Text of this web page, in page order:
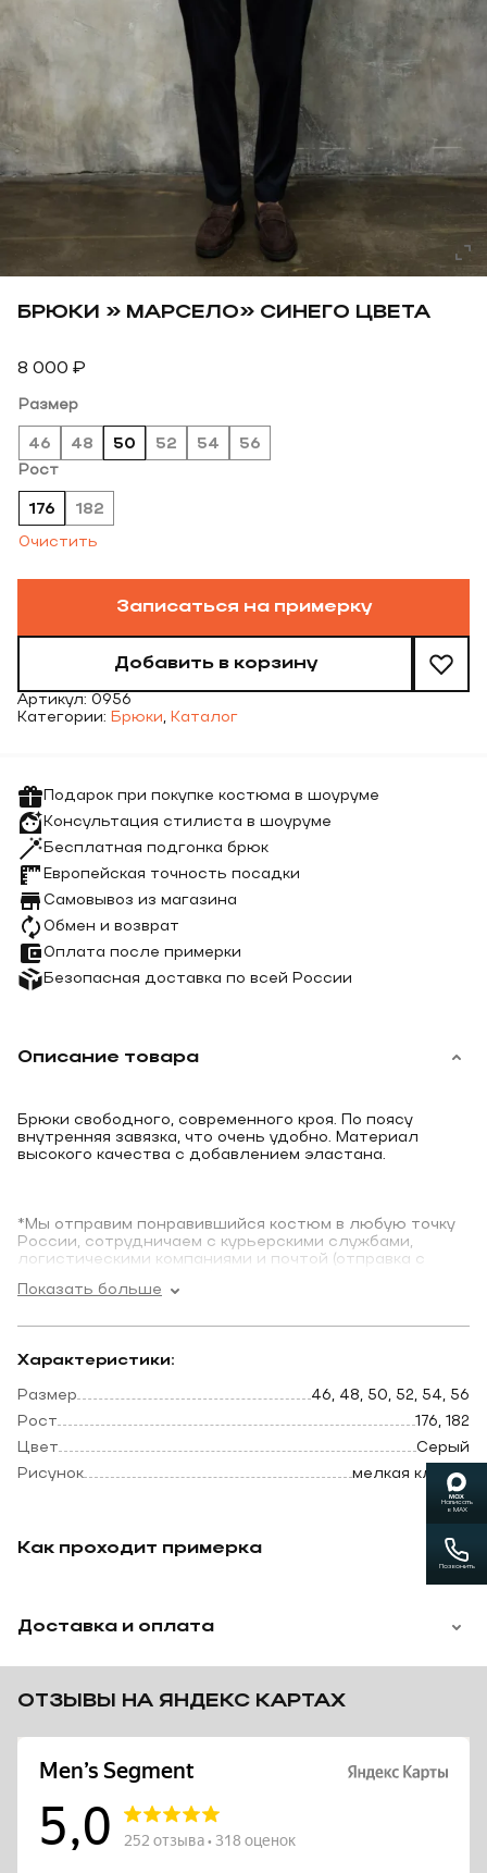
БРЮКИ » МАРСЕЛО» СИНЕГО ЦВЕТА
8 000 ₽
Размер
46 48 50 52 54
56
Рост
176
182
Очистить
Записаться на примерку
Добавить в корзину
Артикул: 0956
Категории: Брюки, Каталог
Подарок при покупке костюма в шоуруме
Консультация стилиста в шоуруме
Бесплатная подгонка брюк
Европейская точность посадки
Самовывоз из магазина
Обмен и возврат
Оплата после примерки
Безопасная доставка по всей России
Описание товара
Брюки свободного, современного кроя. По поясу
внутренняя завязка, что очень удобно. Материал
высокого качества с добавлением эластана.
*Мы отправим понравившийся костюм в любую точку
России, сотрудничаем с курьерскими службами,
логистическими компаниями и почтой (отправка с
подбора.
размере.
Показать больше
Характеристики:
Размер
46, 48, 50, 52, 54, 56
Рост
176, 182
Цвет
Серый
Рисунок
мелкая клетка
Как проходит примерка
Доставка и оплата
ОТЗЫВЫ НА ЯНДЕКС КАРТАХ
Написать
в MAX
Позвонить